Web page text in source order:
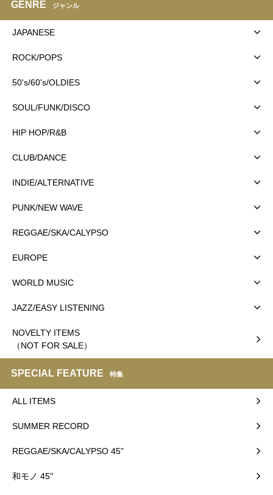
GENRE ジャンル
JAPANESE
ROCK/POPS
50's/60's/OLDIES
SOUL/FUNK/DISCO
HIP HOP/R&B
CLUB/DANCE
INDIE/ALTERNATIVE
PUNK/NEW WAVE
REGGAE/SKA/CALYPSO
EUROPE
WORLD MUSIC
JAZZ/EASY LISTENING
NOVELTY ITEMS
（NOT FOR SALE）
SPECIAL FEATURE 特集
ALL ITEMS
SUMMER RECORD
REGGAE/SKA/CALYPSO 45"
和モノ 45"